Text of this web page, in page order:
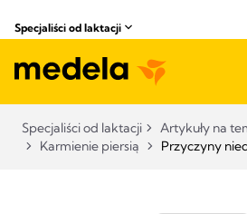
Specjaliści od laktacji
Specjaliści od laktacji
Artykuły na
Karmienie piersią
Przyczyny